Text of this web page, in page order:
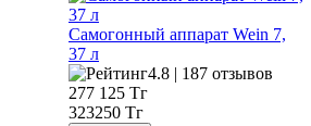
Самогонный аппарат Wein 7,
37 л
4.8 | 187 отзывов
277 125 Тг
323250 Тг